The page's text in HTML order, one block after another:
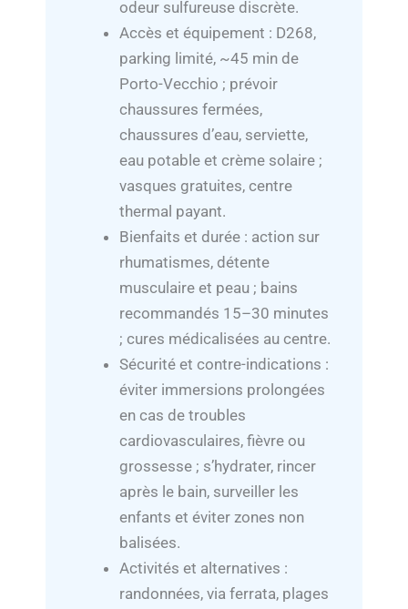
odeur sulfureuse discrète.
Accès et équipement : D268,
parking limité, ~45 min de
Porto-Vecchio ; prévoir
chaussures fermées,
chaussures d’eau, serviette,
eau potable et crème solaire ;
vasques gratuites, centre
thermal payant.
Bienfaits et durée : action sur
rhumatismes, détente
musculaire et peau ; bains
recommandés 15–30 minutes
; cures médicalisées au centre.
Sécurité et contre-indications :
éviter immersions prolongées
en cas de troubles
cardiovasculaires, fièvre ou
grossesse ; s’hydrater, rincer
après le bain, surveiller les
enfants et éviter zones non
balisées.
Activités et alternatives :
randonnées, via ferrata, plages